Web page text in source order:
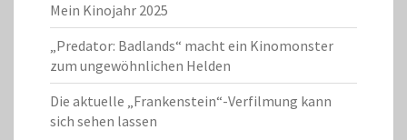
Mein Kinojahr 2025
„Predator: Badlands“ macht ein Kinomonster
zum ungewöhnlichen Helden
Die aktuelle „Frankenstein“-Verfilmung kann
sich sehen lassen